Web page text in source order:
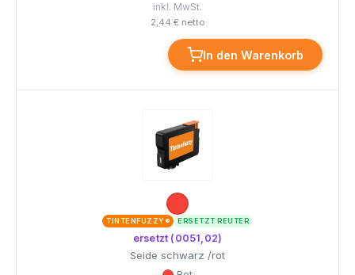
inkl. MwSt.
2,44 € netto
In den Warenkorb
TINTENFUZZY® ERSETZT REUTER
ersetzt (0051,02)
Seide schwarz /rot